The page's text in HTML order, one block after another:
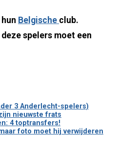
Belgische club.
spelers moet een
3 Anderlecht-spelers)
nieuwste frats
4 toptransfers!
foto moet hij verwijderen